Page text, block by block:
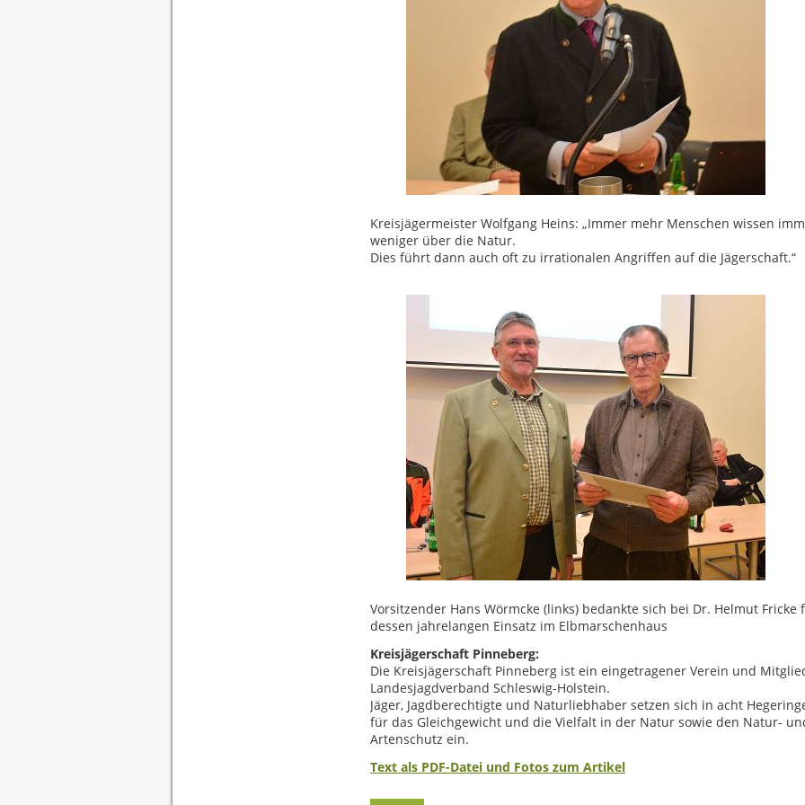
Kreisjägermeister Wolfgang Heins: „Immer mehr Menschen wissen
weniger über die Natur.
Dies führt dann auch oft zu irrationalen Angriffen auf die Jägerschaft.“
Vorsitzender Hans Wörmcke (links) bedankte sich bei Dr. Helmut Fricke
dessen jahrelangen Einsatz im Elbmarschenhaus
Kreisjägerschaft Pinneberg:
Die Kreisjägerschaft Pinneberg ist ein eingetragener Verein und
Landesjagdverband Schleswig-Holstein.
Jäger, Jagdberechtigte und Naturliebhaber setzen sich in acht
für das Gleichgewicht und die Vielfalt in der Natur sowie den Natur-
Artenschutz ein.
Text als PDF-Datei und Fotos zum Artikel